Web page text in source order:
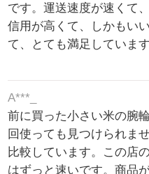
です。運送速度が速くて
信用が高くて、しかもい
て、とても満足しています
A***_
前に買った小さい米の腕
回使っても見つけられま
比較しています。この店
はずっと速いです。商品